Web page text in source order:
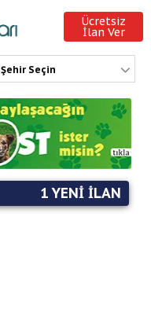
Ücretsiz
İlan Ver
Şehir Seçin
1 YENI İLAN